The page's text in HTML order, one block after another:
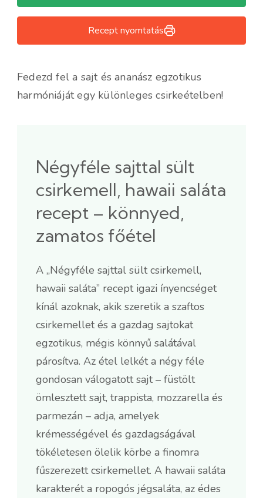
Recept nyomtatás
Fedezd fel a sajt és ananász egzotikus
harmóniáját egy különleges csirkeételben!
Négyféle sajttal sült
csirkemell, hawaii saláta
recept – könnyed,
zamatos főétel
A „Négyféle sajttal sült csirkemell,
hawaii saláta” recept igazi ínyencséget
kínál azoknak, akik szeretik a szaftos
csirkemellet és a gazdag sajtokat
egzotikus, mégis könnyű salátával
párosítva. Az étel lelkét a négy féle
gondosan válogatott sajt – füstölt
ömlesztett sajt, trappista, mozzarella és
parmezán – adja, amelyek
krémességével és gazdagságával
tökéletesen ölelik körbe a finomra
fűszerezett csirkemellet. A hawaii saláta
karakterét a ropogós jégsaláta, az édes